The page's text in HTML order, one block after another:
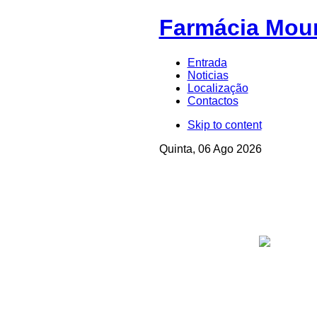
Farmácia
Entrada
Noticias
Localização
Contactos
Skip to content
Quinta, 06 Ago 2026